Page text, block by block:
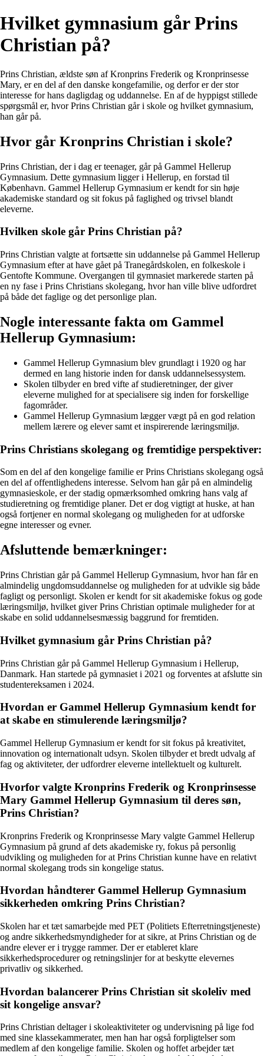
Hvilket gymnasium går Prins
Christian på?
Prins Christian, ældste søn af Kronprins Frederik og Kronprinsesse
Mary, er en del af den danske kongefamilie, og derfor er der stor
interesse for hans dagligdag og uddannelse. En af de hyppigst stillede
spørgsmål er, hvor Prins Christian går i skole og hvilket gymnasium,
han går på.
Hvor går Kronprins Christian i skole?
Prins Christian, der i dag er teenager, går på Gammel Hellerup
Gymnasium. Dette gymnasium ligger i Hellerup, en forstad til
København. Gammel Hellerup Gymnasium er kendt for sin høje
akademiske standard og sit fokus på faglighed og trivsel blandt
eleverne.
Hvilken skole går Prins Christian på?
Prins Christian valgte at fortsætte sin uddannelse på Gammel Hellerup
Gymnasium efter at have gået på Tranegårdskolen, en folkeskole i
Gentofte Kommune. Overgangen til gymnasiet markerede starten på
en ny fase i Prins Christians skolegang, hvor han ville blive udfordret
på både det faglige og det personlige plan.
Nogle interessante fakta om Gammel
Hellerup Gymnasium:
Gammel Hellerup Gymnasium blev grundlagt i 1920 og har
dermed en lang historie inden for dansk uddannelsessystem.
Skolen tilbyder en bred vifte af studieretninger, der giver
eleverne mulighed for at specialisere sig inden for forskellige
fagområder.
Gammel Hellerup Gymnasium lægger vægt på en god relation
mellem lærere og elever samt et inspirerende læringsmiljø.
Prins Christians skolegang og fremtidige perspektiver:
Som en del af den kongelige familie er Prins Christians skolegang også
en del af offentlighedens interesse. Selvom han går på en almindelig
gymnasieskole, er der stadig opmærksomhed omkring hans valg af
studieretning og fremtidige planer. Det er dog vigtigt at huske, at han
også fortjener en normal skolegang og muligheden for at udforske
egne interesser og evner.
Afsluttende bemærkninger:
Prins Christian går på Gammel Hellerup Gymnasium, hvor han får en
almindelig ungdomsuddannelse og muligheden for at udvikle sig både
fagligt og personligt. Skolen er kendt for sit akademiske fokus og gode
læringsmiljø, hvilket giver Prins Christian optimale muligheder for at
skabe en solid uddannelsesmæssig baggrund for fremtiden.
Hvilket gymnasium går Prins Christian på?
Prins Christian går på Gammel Hellerup Gymnasium i Hellerup,
Danmark. Han startede på gymnasiet i 2021 og forventes at afslutte sin
studentereksamen i 2024.
Hvordan er Gammel Hellerup Gymnasium kendt for
at skabe en stimulerende læringsmiljø?
Gammel Hellerup Gymnasium er kendt for sit fokus på kreativitet,
innovation og internationalt udsyn. Skolen tilbyder et bredt udvalg af
fag og aktiviteter, der udfordrer eleverne intellektuelt og kulturelt.
Hvorfor valgte Kronprins Frederik og Kronprinsesse
Mary Gammel Hellerup Gymnasium til deres søn,
Prins Christian?
Kronprins Frederik og Kronprinsesse Mary valgte Gammel Hellerup
Gymnasium på grund af dets akademiske ry, fokus på personlig
udvikling og muligheden for at Prins Christian kunne have en relativt
normal skolegang trods sin kongelige status.
Hvordan håndterer Gammel Hellerup Gymnasium
sikkerheden omkring Prins Christian?
Skolen har et tæt samarbejde med PET (Politiets Efterretningstjeneste)
og andre sikkerhedsmyndigheder for at sikre, at Prins Christian og de
andre elever er i trygge rammer. Der er etableret klare
sikkerhedsprocedurer og retningslinjer for at beskytte elevernes
privatliv og sikkerhed.
Hvordan balancerer Prins Christian sit skoleliv med
sit kongelige ansvar?
Prins Christian deltager i skoleaktiviteter og undervisning på lige fod
med sine klassekammerater, men han har også forpligtelser som
medlem af den kongelige familie. Skolen og hoffet arbejder tæt